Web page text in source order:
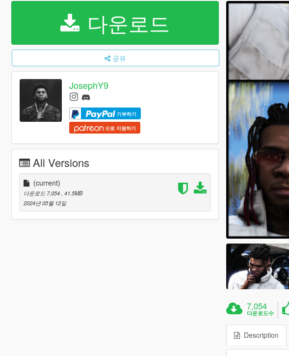
다운로드
공유
JosephY9
기부하기
으로 지원하기
All Versions
(current)
다운로드 7,054 , 41.5MB
2024년 05월 12일
7,054
다운로드수
Description